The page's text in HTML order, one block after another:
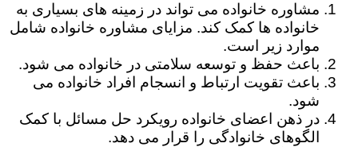
مشاوره خانواده می تواند در زمینه های بسیاری به
خانواده ها کمک کند. مزایای مشاوره خانواده شامل
موارد زیر است.
باعث حفظ و توسعه سلامتی در خانواده می شود.
باعث تقویت ارتباط و انسجام افراد خانواده می
شود.
در ذهن اعضای خانواده رویکرد حل مسائل با کمک
الگوهای خانوادگی را قرار می دهد.